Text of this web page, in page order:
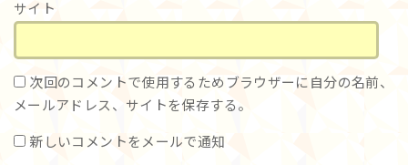
サイト
次回のコメントで使用するためブラウザーに自分の名前、
メールアドレス、サイトを保存する。
新しいコメントをメールで通知